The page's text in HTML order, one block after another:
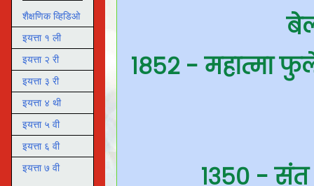
१८५२ - महात्मा
१३५० - संत
शैक्षणिक व्हिडिओ
इयत्ता १ ली
इयत्ता २ री
इयत्ता ३ री
इयत्ता ४ थी
इयत्ता ५ वी
इयत्ता ६ वी
इयत्ता ७ वी